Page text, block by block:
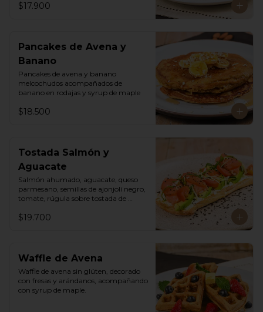
$17.900
Pancakes de Avena y
Banano
Pancakes de avena y banano
melcochudos acompañados de
banano en rodajas y syrup de maple
$18.500
Tostada Salmón y
Aguacate
Salmón ahumado, aguacate, queso
parmesano, semillas de ajonjolí negro,
tomate, rúgula sobre tostada de
$19.700
Waffle de Avena
Waffle de avena sin glúten, decorado
con fresas y arándanos, acompañando
con syrup de maple.